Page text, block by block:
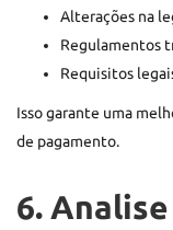
Alterações na
Regulamentos
Requisitos
Isso garante uma
de pagamento.
6.